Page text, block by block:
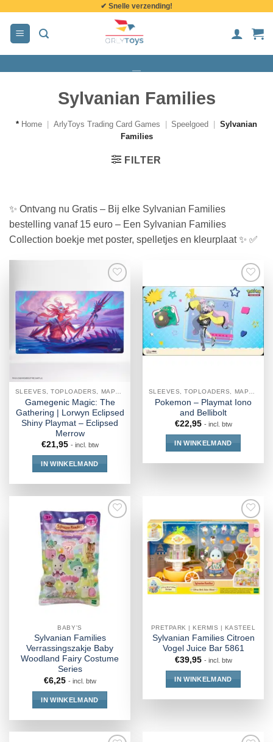
inhoud
✔ Snelle verzending!
Sylvanian Families
* Home ArlyToys Trading Card Games Speelgoed
Sylvanian
Families
FILTER
✨ Ontvang nu Gratis – Bij elke Sylvanian Families
bestelling vanaf 15 euro – Een Sylvanian Families
Collection boekje met poster, spelletjes en kleurplaat ✨ ✅
Gamegenic Magic: The
Gathering | Lorwyn Eclipsed
Shiny Playmat – Eclipsed
Merrow
€21,95 - incl. btw
IN WINKELMAND
Pokemon – Playmat Iono
and Bellibolt
€22,95 - incl. btw
IN WINKELMAND
BABY'S
Sylvanian Families
Verrassingszakje Baby
Woodland Fairy Costume
Series
€6,25 - incl. btw
IN WINKELMAND
PRETPARK | KERMIS | KASTEEL
Sylvanian Families Citroen
Vogel Juice Bar 5861
€39,95 - incl. btw
IN WINKELMAND